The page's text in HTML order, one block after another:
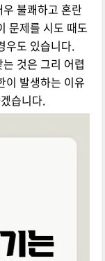
불쾌하고 혼란
문제를 시도 때도
우도 있습니다.
것은 그리 어렵
이 발생하는 이유
습니다.